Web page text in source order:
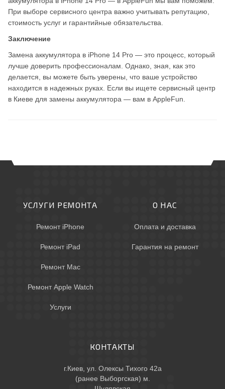
При выборе сервисного центра важно учитывать репутацию,
стоимость услуг и гарантийные обязательства.
Заключение
Замена аккумулятора в iPhone 14 Pro — это процесс, который
лучше доверить профессионалам. Однако, зная, как это
делается, вы можете быть уверены, что ваше устройство
находится в надежных руках. Если вы ищете сервисный центр
в Киеве для замены аккумулятора — вам в AppleFun.
УСЛУГИ РЕМОНТА
Ремонт iPhone
Ремонт iPad
Ремонт Mac
Ремонт Apple Watch
Услуги
О НАС
Оплата и доставка
Гарантия на ремонт
КОНТАКТЫ
г.Киев, ул. Олексы Тихого 42а
(ранее Выборгская) м.